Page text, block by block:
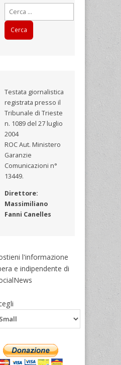
Ricerca
per:
Testata giornalistica
registrata presso il
Tribunale di Trieste
n. 1089 del 27 luglio
2004
ROC Aut. Ministero
Garanzie
Comunicazioni n°
13449.
Direttore:
Massimiliano
Fanni Canelles
l'informazione
e indipendente di